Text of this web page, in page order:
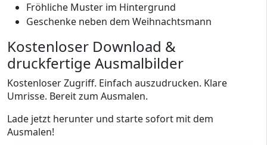
Fröhliche Muster im Hintergrund
Geschenke neben dem Weihnachtsmann
Kostenloser Download &
druckfertige Ausmalbilder
Kostenloser Zugriff. Einfach auszudrucken. Klare
Umrisse. Bereit zum Ausmalen.
Lade jetzt herunter und starte sofort mit dem
Ausmalen!